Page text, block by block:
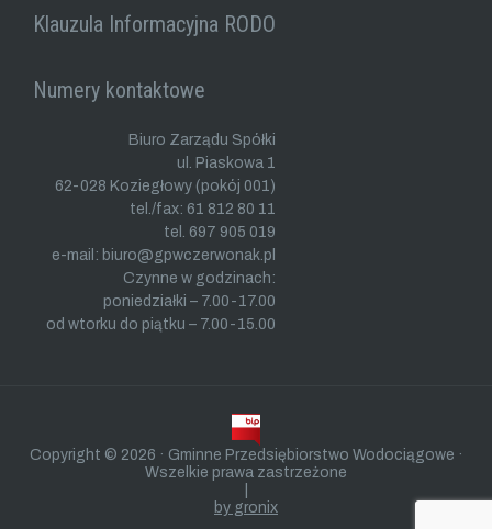
Klauzula Informacyjna RODO
Numery kontaktowe
Biuro Zarządu Spółki
ul. Piaskowa 1
62-028 Koziegłowy (pokój 001)
tel./fax: 61 812 80 11
tel. 697 905 019
e-mail: biuro@gpwczerwonak.pl
Czynne w godzinach:
poniedziałki – 7.00-17.00
od wtorku do piątku – 7.00-15.00
Copyright © 2026 · Gminne Przedsiębiorstwo Wodociągowe ·
Wszelkie prawa zastrzeżone
by gronix